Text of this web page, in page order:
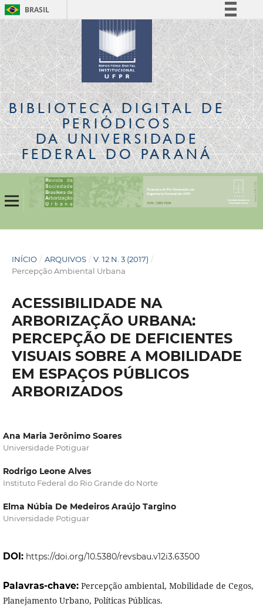
BRASIL
Simplifique!
Comunica BR
Participe
Acesso à informação
Legislação
Canais
BIBLIOTECA DIGITALDE
PERIÓDICOS
DA UNIVERSIDADE
FEDERAL DO PARANÁ
INÍCIO / ARQUIVOS / V. 12 N. 3 (2017) /
Percepção Ambiental Urbana
ACESSIBILIDADE NA
ARBORIZAÇÃO URBANA:
PERCEPÇÃO DE DEFICIENTES
VISUAIS SOBRE A MOBILIDADE
EM ESPAÇOS PÚBLICOS
ARBORIZADOS
Ana Maria Jerônimo Soares
Universidade Potiguar
Rodrigo Leone Alves
Instituto Federal do Rio Grande do Norte
Elma Núbia De Medeiros Araújo Targino
Universidade Potiguar
DOI: https://doi.org/10.5380/revsbau.v12i3.63500
Palavras-chave: Percepção ambiental, Mobilidade de Cegos,
Planejamento Urbano, Políticas Públicas.